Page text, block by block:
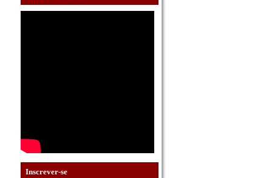
Inscrever-se